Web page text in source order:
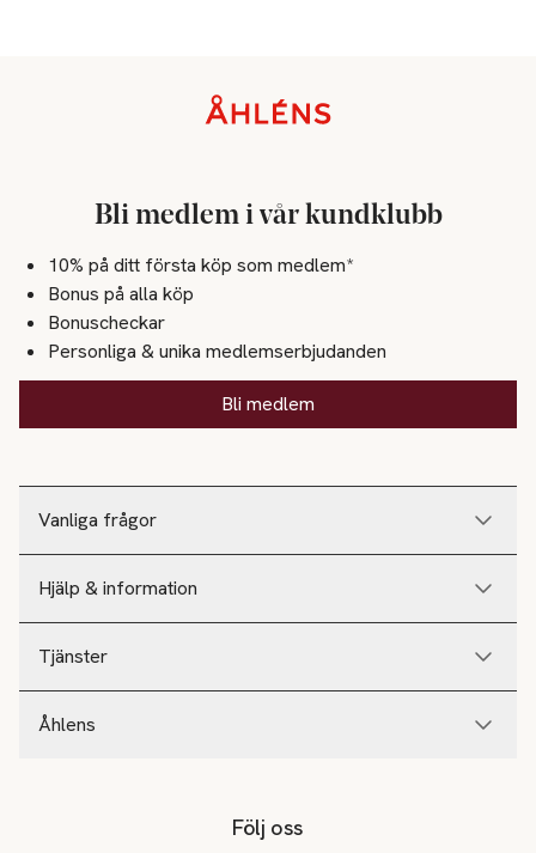
Vanliga frågor
Hjälp & information
Tjänster
Åhlens
Bli medlem i vår kundklubb
10% på ditt första köp som medlem*
Bonus på alla köp
Bonuscheckar
Personliga & unika medlemserbjudanden
Bli medlem
Följ oss